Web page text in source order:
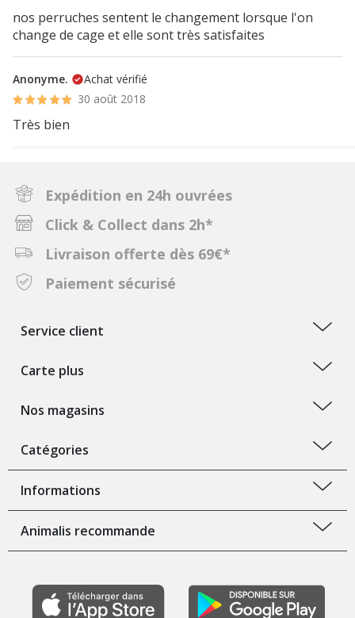
nos perruches sentent le changement lorsque l'on
change de cage et elle sont très satisfaites
Anonyme.
Achat vérifié
30 août 2018
Très bien
Expédition en 24h ouvrées
Click & Collect dans 2h*
Livraison offerte dès 69€*
Paiement sécurisé
Service client
Carte plus
Nos magasins
Catégories
Informations
Animalis recommande